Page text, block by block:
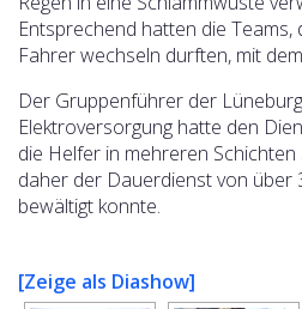
Entsprechend hatten die Teams,
Fahrer wechseln durften, mit
Der Gruppenführer der
Elektroversorgung hatte den
die Helfer in mehreren
daher der Dauerdienst von über
bewältigt konnte.
[Zeige als Diashow]